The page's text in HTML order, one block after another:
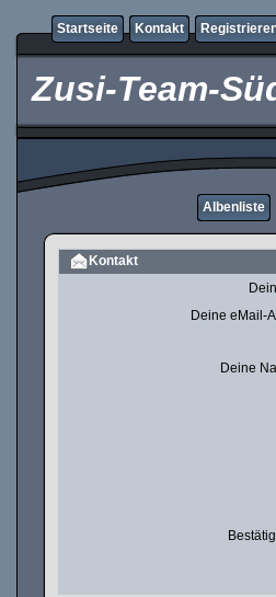
Startseite Kontakt
Zusi-Team-
Albenliste
Kontakt
Deine eMail-
Deine